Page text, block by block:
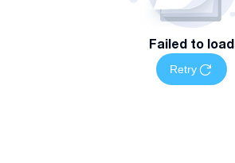
Failed to load
Retry